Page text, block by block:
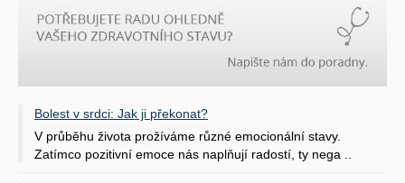
Bolest v srdci: Jak ji překonat?
V průběhu života prožíváme různé emocionální stavy.
Zatímco pozitivní emoce nás naplňují radostí, ty nega ..